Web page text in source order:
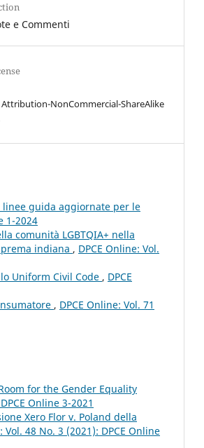
e Commenti
Attribution-NonCommercial-ShareAlike
linee guida aggiornate per le
1-2024
comunità LGBTQIA+ nella
indiana , DPCE Online: Vol.
Uniform Civil Code , DPCE
, DPCE Online: Vol. 71
for the Gender Equality
Online 3-2021
Xero Flor v. Poland della
Vol. 48 No. 3 (2021): DPCE Online